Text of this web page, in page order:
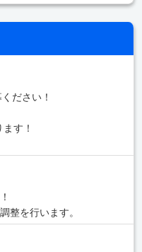
ださい！
す！
整を行います。